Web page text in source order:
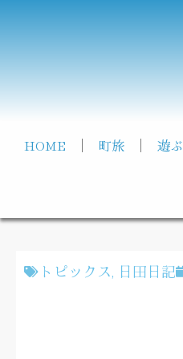
HOME 町旅 遊ぶ
トピックス, 日田日記